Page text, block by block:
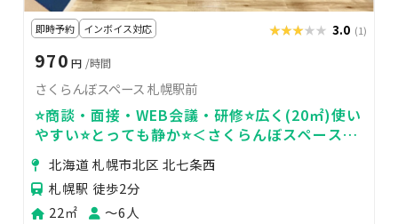
即時予約 インボイス対応 ★★★★★
★★★★★ 3.0 (1)
970 円 /時間
さくらんぼスペース 札幌駅前
⭐️商談・面接・WEB会議・研修⭐️広く(20㎡)使い
やすい⭐️とっても静か⭐️＜さくらんぼスペース🍒
＞ 北海道 札幌市北区 北七条西
札幌駅 徒歩2分
22㎡
〜6人